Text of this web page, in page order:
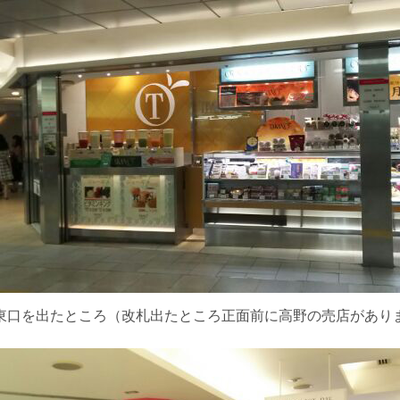
口を出たところ（改札出たところ正面前に高野の売店があり